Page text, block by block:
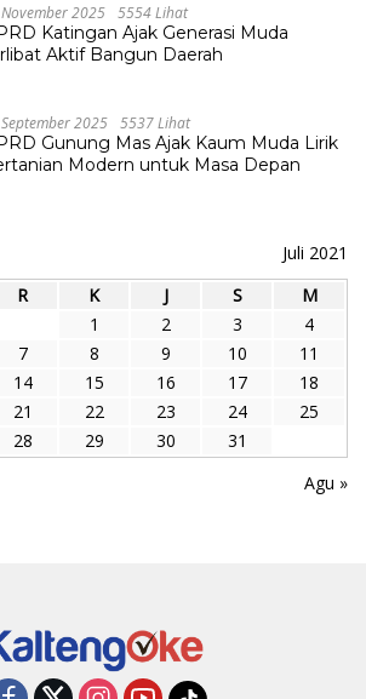
2025 5554 Lihat
Katingan Ajak Generasi Muda
Aktif Bangun Daerah
2025 5537 Lihat
Gunung Mas Ajak Kaum Muda Lirik
Modern untuk Masa Depan
Juli 2021
R K J S
M
1
2 3
4
7 8 9 10
11
14 15 16 17
18
21 22 23 24
25
28 29 30
31
Agu »